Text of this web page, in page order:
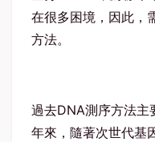
在很多困境，因此，
方法。
過去DNA測序方法主
年來，隨著次世代基